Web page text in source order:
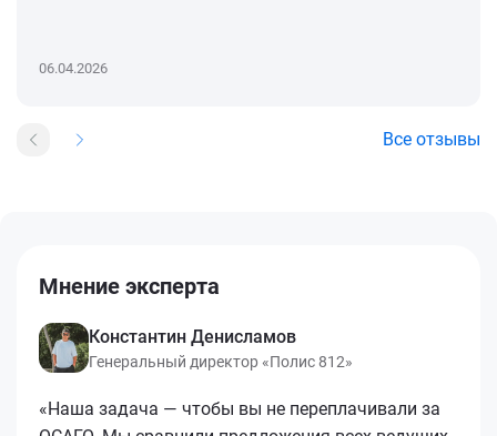
06.04.2026
Все отзывы
Мнение эксперта
Константин Денисламов
Генеральный директор «Полис 812»
«Наша задача — чтобы вы не переплачивали за